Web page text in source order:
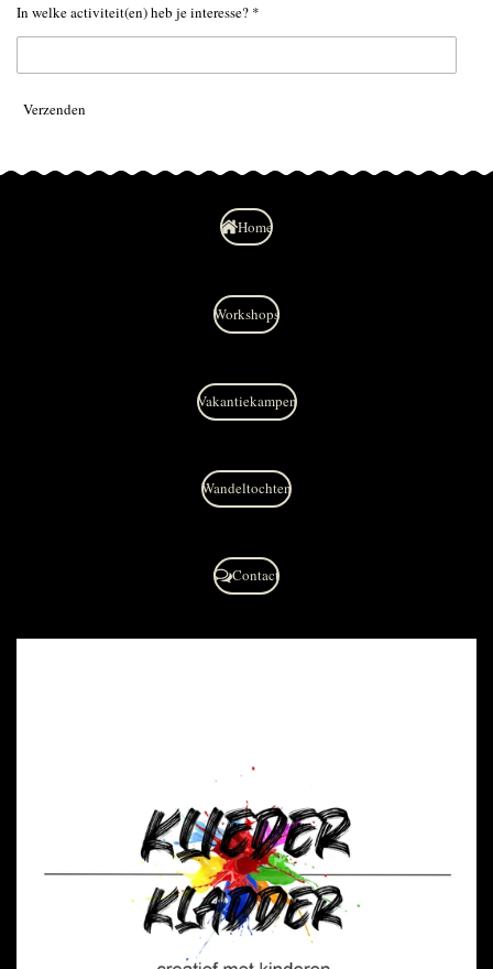
In welke activiteit(en) heb je interesse? *
Verzenden
Home
Workshops
Vakantiekampen
Wandeltochten
Contact